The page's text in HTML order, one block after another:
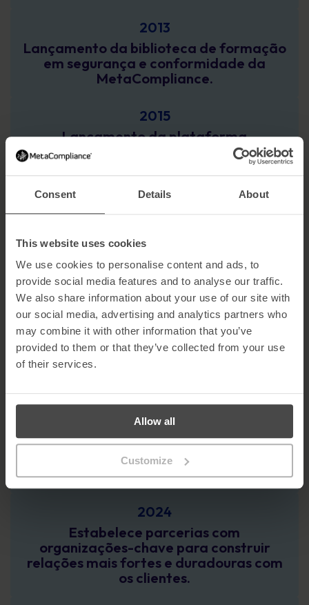
Consent Details About
This website uses cookies
We use cookies to personalise content and ads, to
provide social media features and to analyse our traffic.
We also share information about your use of our site with
our social media, advertising and analytics partners who
may combine it with other information that you’ve
provided to them or that they’ve collected from your use
of their services.
Allow all
Customize
2013
Lançamento da biblioteca de formação
em segurança e conformidade da
MetaCompliance.
2015
Lançamento da plataforma
MyCompliance Cloud, com simulação de
RGPD.
2021
Tenzing faz parceria com
MetaCompliance para acelerar o
crescimento e a inovação de produtos.
europeia da MetaCompliance.
2023
A aquisição da Increase Your Skills
amplia o crescimento na região DACH.
2024
Estabelece parcerias com
organizações-chave para construir
relações mais fortes e duradouras com
os clientes.